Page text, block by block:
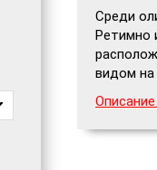
Среди
Ретимно
видом на